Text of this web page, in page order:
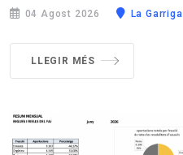
04 Agost 2026 La Garriga
LLEGIR MÉS